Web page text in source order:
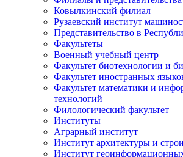
Ковылкинский филиал
Рузаевский институт
Представительство в
Факультеты
Военный учебный центр
Факультет биотехнологии и
Факультет иностранных
Факультет математики и
технологий
Филологический факультет
Институты
Аграрный институт
Институт архитектуры и
Институт